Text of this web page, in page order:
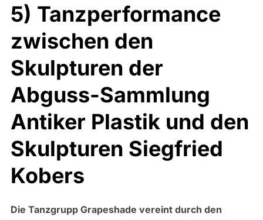
5) Tanzperformance
zwischen den
Skulpturen der
Abguss-Sammlung
Antiker Plastik und den
Skulpturen Siegfried
Kobers
Die Tanzgrupp Grapeshade vereint durch den